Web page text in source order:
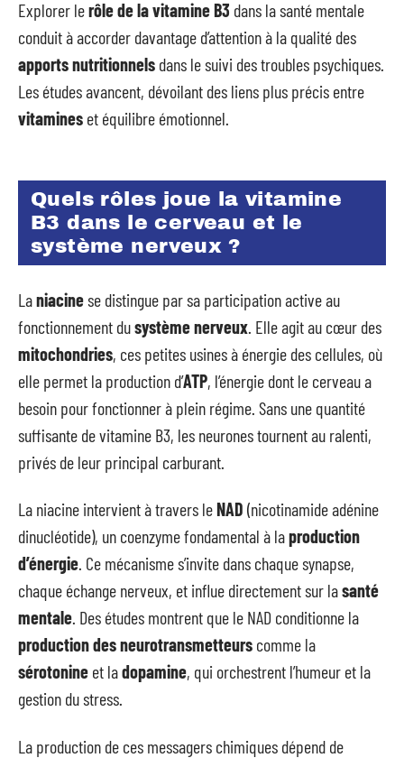
Explorer lerôle de la vitamine B3 dans la santé mentale
conduit à accorder davantage d’attention à la qualité des
apports nutritionnels dans le suivi des troubles psychiques.
Les études avancent, dévoilant des liens plus précis entre
vitamines et équilibre émotionnel.
Quels rôles joue la vitamine
B3 dans le cerveau et le
système nerveux ?
Laniacinese distingue par sa participation active au
fonctionnement dusystème nerveux . Elle agit au cœur des
mitochondries, ces petites usines à énergie des cellules, où
elle permet la production d’ATP, l’énergie dont le cerveau a
besoin pour fonctionner à plein régime. Sans une quantité
suffisante de vitamine B3, les neurones tournent au ralenti,
privés de leur principal carburant.
La niacine intervient à travers leNAD (nicotinamide adénine
dinucléotide), un coenzyme fondamental à laproduction
d’énergie. Ce mécanisme s’invite dans chaque synapse,
chaque échange nerveux, et influe directement sur lasanté
mentale. Des études montrent que le NAD conditionne la
production des neurotransmetteurs comme la
sérotonine et ladopamine, qui orchestrent l’humeur et la
gestion du stress.
La production de ces messagers chimiques dépend de